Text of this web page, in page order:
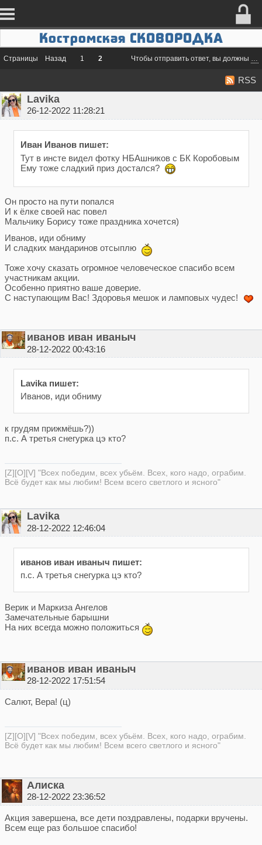
Костромская СКОВОРОДКА
Страницы Назад 1 2 Чтобы отправить ответ, вы должны
RSS
Lavika
26-12-2022 11:28:21
Иван Иванов пишет:
Тут в инсте видел фотку НБАшников с БК Коробовым
Ему тоже сладкий приз достался?
Он просто на пути попался
И к ёлке своей нас повел
Мальчику Борису тоже праздника хочется)
Иванов, иди обниму
И сладких мандаринов отсыплю
Тоже хочу сказать огромное человеческое спасибо всем
участникам акции.
Особенно приятно ваше доверие.
С наступающим Вас! Здоровья мешок и ламповых чудес!
иванов иван иваныч
28-12-2022 00:43:16
Lavika пишет:
Иванов, иди обниму
к грудям прижмёшь?))
п.с. А третья снегурка цэ кто?
[Z][O][V] "Всех победим, всех убьём. Всех, кого надо, ограбим.
Всё будет как мы любим! Всем всего светлого и ясного"
Lavika
28-12-2022 12:46:04
иванов иван иваныч пишет:
п.с. А третья снегурка цэ кто?
Верик и Маркиза Ангелов
Замечательные барышни
На них всегда можно положиться
иванов иван иваныч
28-12-2022 17:51:54
Салют, Вера! (ц)
[Z][O][V] "Всех победим, всех убьём. Всех, кого надо, ограбим.
Всё будет как мы любим! Всем всего светлого и ясного"
Алиска
28-12-2022 23:36:52
Акция завершена, все дети поздравлены, подарки вручены.
Всем еще раз большое спасибо!